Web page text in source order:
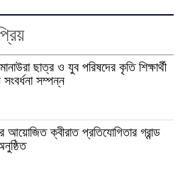
ছাত্র ও যুব পরিষদের কৃতি শিক্ষার্থী
সম্পন্ন
আয়োজিত ক্বীরাত প্রতিযোগিতার গ্রান্ড